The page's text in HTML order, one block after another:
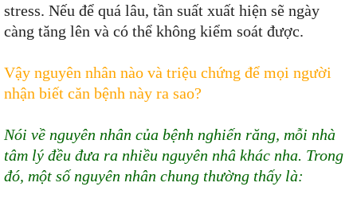
stress. Nếu để quá lâu, tần suất xuất hiện sẽ ngày
càng tăng lên và có thể không kiểm soát được.
Vậy nguyên nhân nào và triệu chứng để mọi người
nhận biết căn bệnh này ra sao?
Nói về nguyên nhân của bệnh nghiến răng, mỗi nhà
tâm lý đều đưa ra nhiều nguyên nhâ khác nha. Trong
đó, một số nguyên nhân chung thường thấy là: